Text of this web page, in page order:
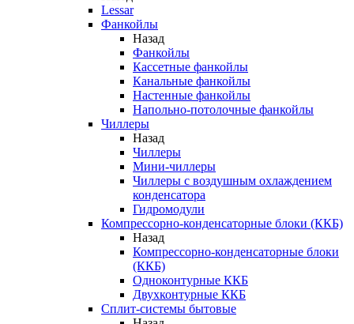
Lessar
Фанкойлы
Назад
Фанкойлы
Кассетные фанкойлы
Канальные фанкойлы
Настенные фанкойлы
Напольно-потолочные фанкойлы
Чиллеры
Назад
Чиллеры
Мини-чиллеры
Чиллеры с воздушным охлаждением
конденсатора
Гидромодули
Компрессорно-конденсаторные блоки (ККБ)
Назад
Компрессорно-конденсаторные блоки
(ККБ)
Одноконтурные ККБ
Двухконтурные ККБ
Сплит-системы бытовые